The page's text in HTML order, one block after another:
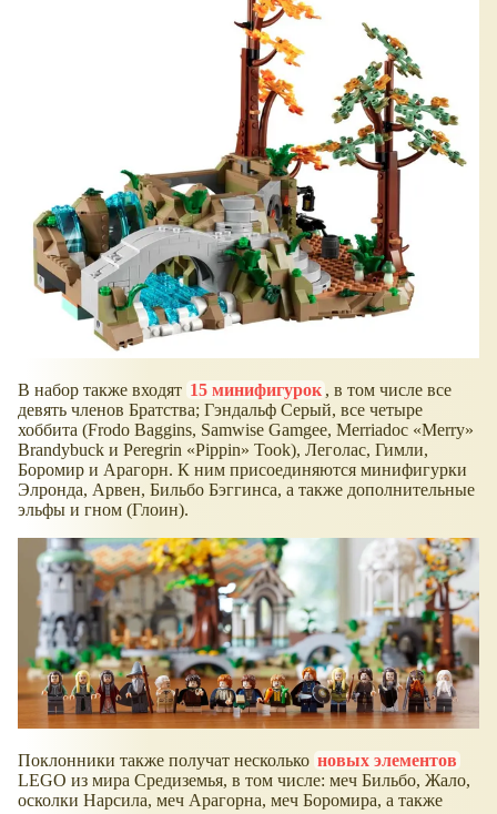
В набор также входят 15 минифигурок , в том числе все
девять членов Братства; Гэндальф Серый, все четыре
хоббита (Frodo Baggins, Samwise Gamgee, Merriadoc
Merry
Brandybuck и Peregrin
Pippin
Took), Леголас, Гимли,
Боромир и Арагорн. К ним присоединяются минифигурки
Элронда, Арвен, Бильбо Бэггинса, а также дополнительные
эльфы и гном (Глоин).
Поклонники также получат несколько новых элементов
LEGO из мира Средиземья, в том числе: меч Бильбо, Жало,
осколки Нарсила, меч Арагорна, меч Боромира, а также